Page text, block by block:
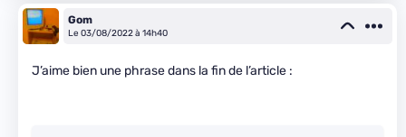
Gom
Le 03/08/2022 à 14h40
J’aime bien une phrase dans la fin de l’article :